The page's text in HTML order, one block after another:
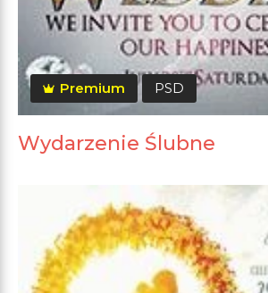
Premium PSD
Wydarzenie Ślubne